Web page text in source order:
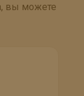
вы можете